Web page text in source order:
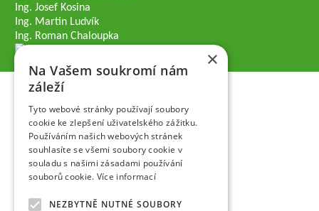
Ing. Josef Kosina
Ing. Martin Ludvík
Ing. Roman Chaloupka
×
Na Vašem soukromí nám
záleží
Tyto webové stránky používají soubory
cookie ke zlepšení uživatelského zážitku.
Používáním našich webových stránek
souhlasíte se všemi soubory cookie v
souladu s našimi zásadami používání
souborů cookie. Více informací
NEZBYTNĚ NUTNÉ SOUBORY